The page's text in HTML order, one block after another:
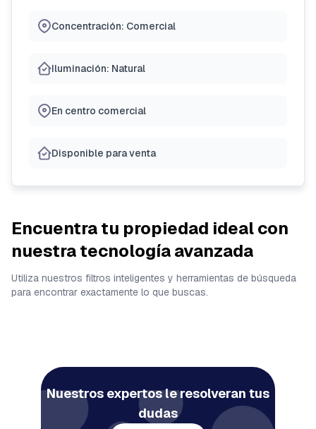
Concentración: Comercial
Iluminación: Natural
En centro comercial
Disponible para venta
Encuentra tu propiedad ideal con
nuestra tecnología avanzada
Utiliza nuestros filtros inteligentes y herramientas de búsqueda
para encontrar exactamente lo que buscas.
Nuestros expertos le resolveran tus
dudas